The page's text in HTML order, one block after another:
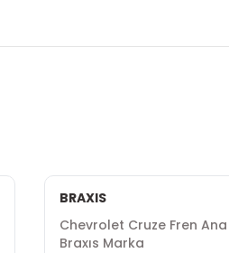
BRAXIS
Chevrolet Cruze Fren
Braxıs Marka